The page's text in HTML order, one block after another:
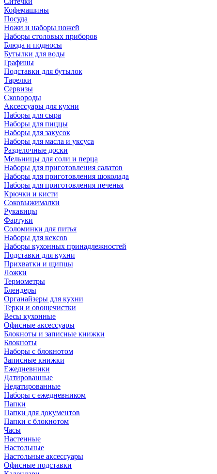
Кофемашины
Посуда
Ножи и наборы ножей
Наборы столовых приборов
Блюда и подносы
Бутылки для воды
Графины
Подставки для бутылок
Тарелки
Сервизы
Сковороды
Аксессуары для кухни
Наборы для сыра
Наборы для пиццы
Наборы для закусок
Наборы для масла и уксуса
Разделочные доски
Мельницы для соли и перца
Наборы для приготовления салатов
Наборы для приготовления шоколада
Наборы для приготовления печенья
Крючки и кисти
Соковыжималки
Рукавицы
Фартуки
Соломинки для питья
Наборы для кексов
Наборы кухонных принадлежностей
Подставки для кухни
Прихватки и щипцы
Ложки
Термометры
Блендеры
Органайзеры для кухни
Терки и овощечистки
Весы кухонные
Офисные аксессуары
Блокноты и записные книжки
Блокноты
Наборы с блокнотом
Записные книжки
Ежедневники
Датированные
Недатированные
Наборы с ежедневником
Папки
Папки для документов
Папки с блокнотом
Часы
Настенные
Настольные
Настольные аксессуары
Офисные подставки